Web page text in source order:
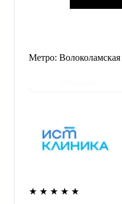
Метро: Волоколамская
★ ★ ★ ★ ★